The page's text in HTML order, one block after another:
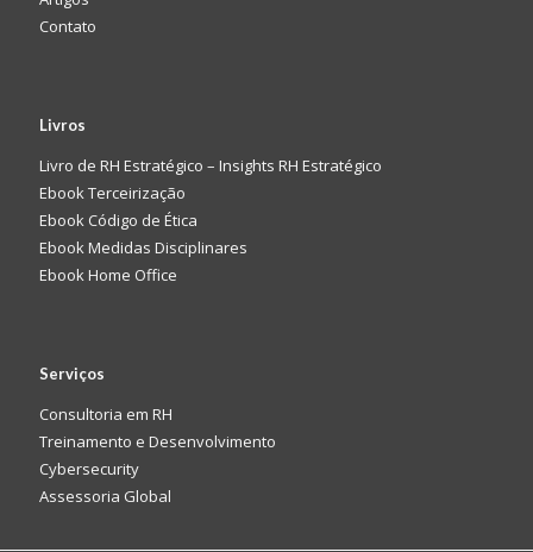
Contato
Livros
Livro de RH Estratégico – Insights RH Estratégico
Ebook Terceirização
Ebook Código de Ética
Ebook Medidas Disciplinares
Ebook Home Office
Serviços
Consultoria em RH
Treinamento e Desenvolvimento
Cybersecurity
Assessoria Global